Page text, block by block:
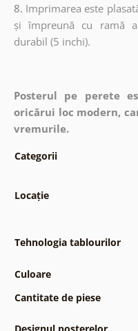
8. Imprimarea este
și împreună cu ramă
durabil (5 inchi).
Posterul pe perete
oricărui loc modern,
vremurile.
Categorii
Locație
Tehnologia tablourilor
Culoare
Cantitate de piese
Designul posterelor